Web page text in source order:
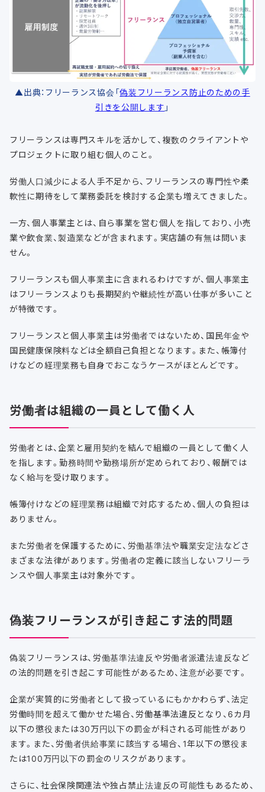
▲出典：フリーランス協会「偽装フリーランス防止のための手
引きを公開します 」
フリーランスは専門スキルを活かして、複数のクライアントや
プロジェクトに取り組む個人のこと。
労働人口減少による人手不足から、フリーランスの専門性や柔
軟性に期待をして業務委託を検討する企業も増えてきました。
一方、個人事業主とは、自ら事業を営む個人を指しており、小売
業や飲食業、製造業などが含まれます。実店舗の有無は問いま
せん。
フリーランスも個人事業主に含まれるわけですが、個人事業主
はフリーランスよりも長期契約や継続性が高い仕事が多いこと
が特徴です。
フリーランスと個人事業主は労働者ではないため、国民年金や
国民健康保険料などは全額自己負担となります。また、帳簿付
けなどの経理業務も自身でおこなうケースがほとんどです。
労働者は組織の一員として働く人
労働者とは、企業と雇用契約を結んで組織の一員として働く人
を指します。勤務時間や勤務場所が定められており、報酬では
なく給与を受け取ります。
帳簿付けなどの経理業務は組織で対応するため、個人の負担は
ありません。
また労働者を保護するために、労働基準法や職業安定法などさ
まざまな法律があります。労働者の定義に該当しないフリーラ
ンスや個人事業主は対象外です。
偽装フリーランスが引き起こす法的問題
偽装フリーランスは、労働基準法違反や労働者派遣法違反など
の法的問題を引き起こす可能性があるため、注意が必要です。
企業が実質的に労働者として扱っているにもかかわらず、法定
労働時間を超えて働かせた場合、労働基準法違反となり、6カ月
以下の懲役または30万円以下の罰金が科される可能性があり
ます。また、労働者供給事業に該当する場合、1年以下の懲役ま
たは100万円以下の罰金のリスクがあります。
さらに、社会保険関連法や独占禁止法違反の可能性もあるため、